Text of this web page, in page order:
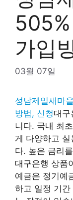
가입
03월 07일
성남제일새마
방법, 신청대구
니다. 국내 최
게 다양하고
다. 높은 금리
대구은행 상품
예금은 정기예
하고 일정 기